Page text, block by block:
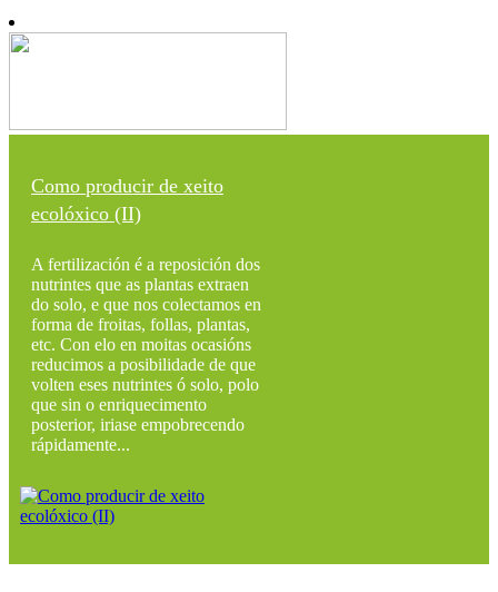
Como producir de xeito
ecolóxico (II)
A fertilización é a reposición dos
nutrintes que as plantas extraen
do solo, e que nos colectamos en
forma de froitas, follas, plantas,
etc. Con elo en moitas ocasións
reducimos a posibilidade de que
volten eses nutrintes ó solo, polo
que sin o enriquecimento
posterior, iriase empobrecendo
rápidamente...